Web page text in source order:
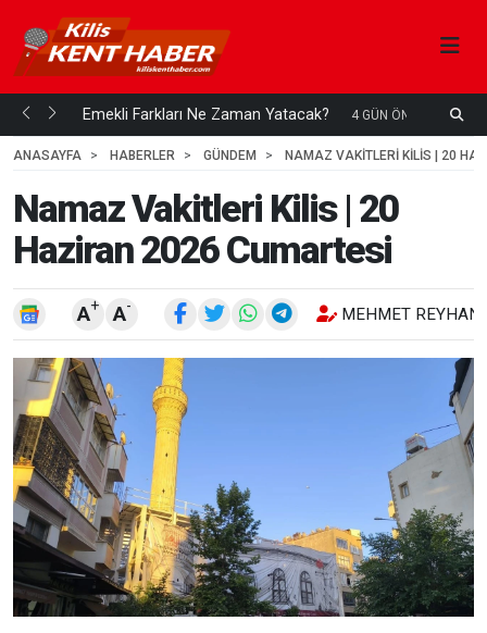
mi... Emekli Farkları Ne Zaman Yatacak? 4 GÜN ÖNCE
ANASAYFA
HABERLER GÜNDEM NAMAZ VAKITLERI KILIS | 20
Namaz Vakitleri Kilis | 20
Haziran 2026 Cumartesi
A+ A- MEHMET